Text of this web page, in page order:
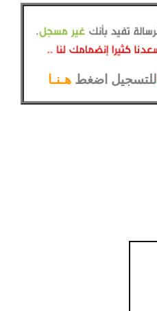
للتسجيل اضغط هـنـا